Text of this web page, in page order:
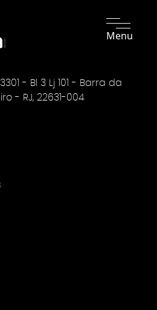
Menu
- Bl 3 Lj 101 - Barra da
- RJ, 22631-004